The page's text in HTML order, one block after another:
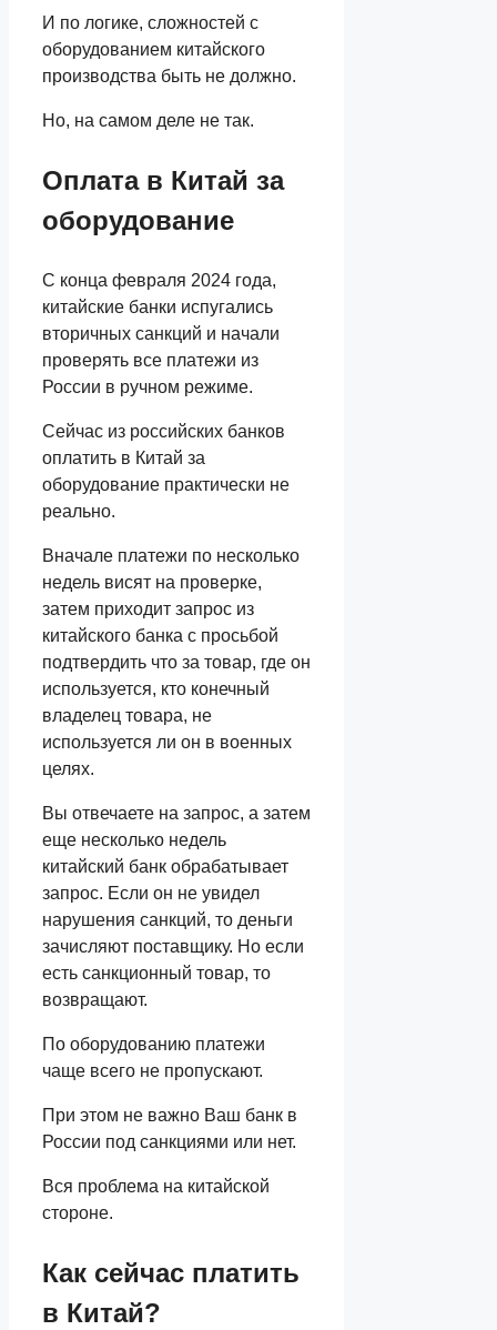
И по логике, сложностей с
оборудованием китайского
производства быть не должно.
Но, на самом деле не так.
Оплата в Китай за
оборудование
С конца февраля 2024 года,
китайские банки испугались
вторичных санкций и начали
проверять все платежи из
России в ручном режиме.
Сейчас из российских банков
оплатить в Китай за
оборудование практически не
реально.
Вначале платежи по несколько
недель висят на проверке,
затем приходит запрос из
китайского банка с просьбой
подтвердить что за товар, где он
используется, кто конечный
владелец товара, не
используется ли он в военных
целях.
Вы отвечаете на запрос, а затем
еще несколько недель
китайский банк обрабатывает
запрос. Если он не увидел
нарушения санкций, то деньги
зачисляют поставщику. Но если
есть санкционный товар, то
возвращают.
По оборудованию платежи
чаще всего не пропускают.
При этом не важно Ваш банк в
России под санкциями или нет.
Вся проблема на китайской
стороне.
Как сейчас платить
в Китай?